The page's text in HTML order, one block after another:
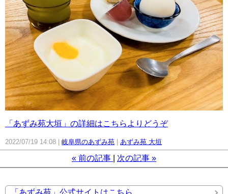
「あずみ苑大垣」の詳細はこちらよりどうぞ
2022/07/19 14:08 岐阜県のあずみ苑 あずみ苑 大垣
« 前の記事 次の記事 »